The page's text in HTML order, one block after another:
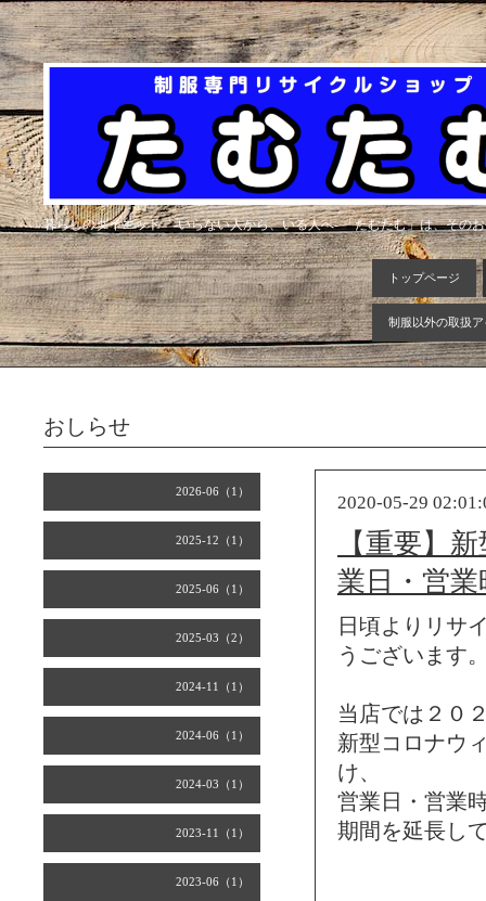
暮らしのダイエット -いらない人から、いる人へ- 「たむたむ」は、その
トップページ
制服以外の取扱
2026-06（1）
2025-12（1）
2025-06（1）
2025-03（2）
2024-11（1）
2024-06（1）
2024-03（1）
2023-11（1）
2023-06（1）
おしらせ
2020-05-29
【重要】
業日・営
日頃よりリサ
うございます
当店では２０
新型コロナウ
け、
営業日・営業
期間を延長し